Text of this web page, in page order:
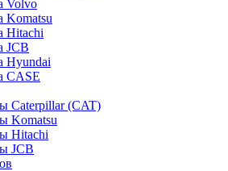
Volvo
Komatsu
Hitachi
JCB
Hyundai
CASE
Caterpillar (CAT)
Komatsu
Hitachi
JCB